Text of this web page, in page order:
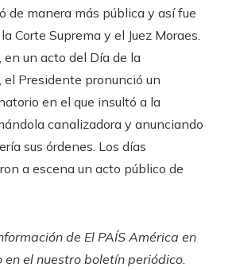
de manera más pública y así fue
Corte Suprema y el Juez Moraes.
en un acto del Día de la
el Presidente pronunció un
en el que insultó a la
canalizadora y anunciando
sus órdenes. Los días
a escena un acto público de
de El PAÍS América en
en el nuestroboletín periódico.